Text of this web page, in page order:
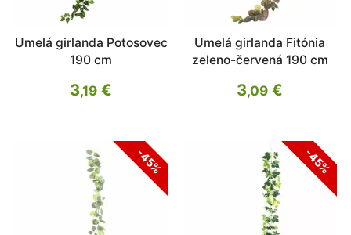
Umelá girlanda Potosovec
190 cm
3,19 €
Umelá girlanda Fitónia
zeleno-červená 190 cm
3,09 €
-45% -45%